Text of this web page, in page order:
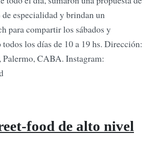
especialidad y brindan un
para compartir los sábados y
los días de 10 a 19 hs. Dirección:
Palermo, CABA. Instagram:
food de alto nivel